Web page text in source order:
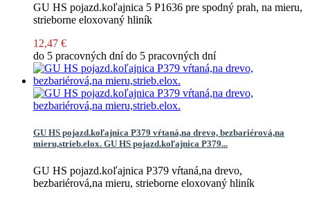
GU HS pojazd.koľajnica 5 P1636 pre spodný prah, na mieru,
strieborne eloxovaný hliník
12,47 €
do 5 pracovných dnído 5 pracovných dní
GU HS pojazd.koľajnica P379 vŕtaná,na drevo, bezbariérová,na
mieru,strieb.elox. GU HS pojazd.koľajnica P379...
GU HS pojazd.koľajnica P379 vŕtaná,na drevo,
bezbariérová,na mieru, strieborne eloxovaný hliník